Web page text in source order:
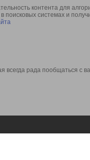
контента для
системах и
всегда рада пообщаться с